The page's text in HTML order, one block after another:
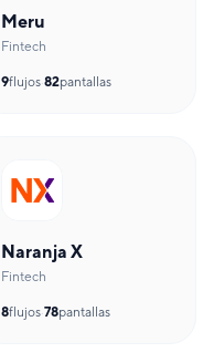
Meru
Fintech
9flujos·82pantallas
Naranja X
Fintech
8flujos·78pantallas